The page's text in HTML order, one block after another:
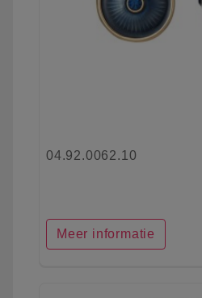
04.92.0062.10
Meer informatie